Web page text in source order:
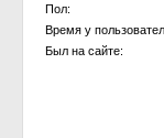
Пол:
Время у
Был на сайте: